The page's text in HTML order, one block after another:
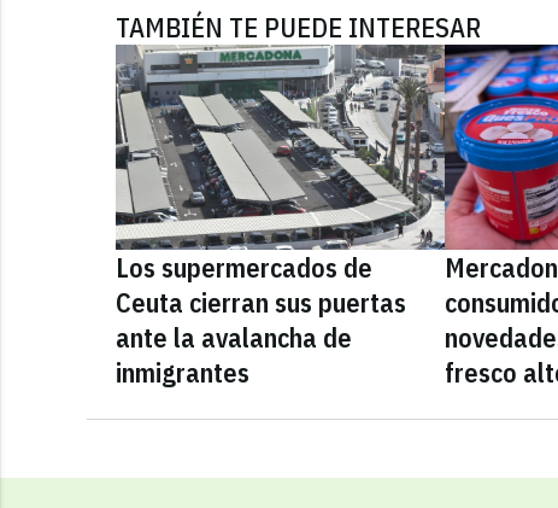
TAMBIÉN TE PUEDE INTERESAR
Los supermercados de
Ceuta cierran sus puertas
ante la avalancha de
inmigrantes
fresco